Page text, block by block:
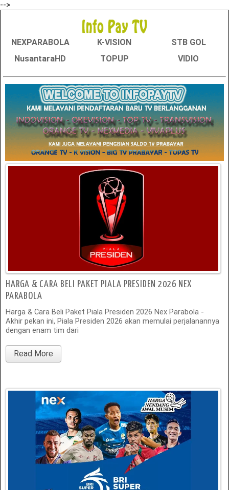
-->
NEXPARABOLA K-VISION
STB GOL
NusantaraHD
TOPUP VIDIO
HARGA & CARA BELI PAKET PIALA PRESIDEN 2026 NEX
PARABOLA
Harga & Cara Beli Paket Piala Presiden 2026 Nex Parabola -
Akhir pekan ini, Piala Presiden 2026 akan memulai perjalanannya
dengan enam tim dari
Read More